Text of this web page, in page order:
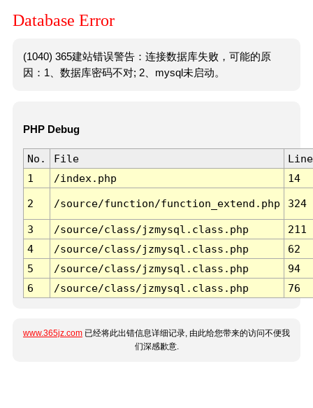
Database Error
(1040) 365建站错误警告：连接数据库失败，可能的原
因：1、数据库密码不对; 2、mysql未启动。
PHP Debug
No. File
Line
1
/index.php 14
2 /source/function/function_extend.php 324
3 /source/class/jzmysql.class.php
211
4
/source/class/jzmysql.class.php
62
5
/source/class/jzmysql.class.php
94
6
/source/class/jzmysql.class.php 76
www.365jz.com 已经将此出错信息详细记录, 由此给您带来的访问不便我
们深感歉意.